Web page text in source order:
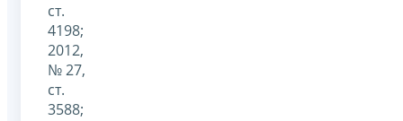
ст.
4198;
2012,
№ 27,
ст.
3588;